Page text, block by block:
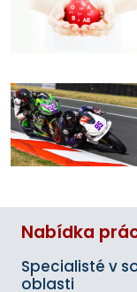
Nabídka
Specialisté v
oblasti